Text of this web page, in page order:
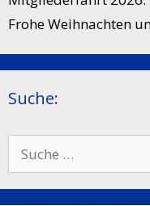
Frohe Weihnachten
Suche:
nach: